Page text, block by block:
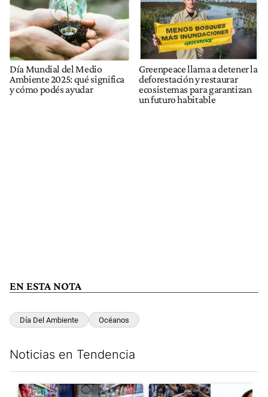
Día Mundial del Medio
Ambiente 2025: qué significa
y cómo podés ayudar
Greenpeace llama a detener la
deforestación y restaurar
ecosistemas para garantizan
un futuro habitable
EN ESTA NOTA
Día Del Ambiente Océanos
Noticias en Tendencia
Un artículo de tendencia con el título "La inflación en CABA
Un artículo de tendencia con